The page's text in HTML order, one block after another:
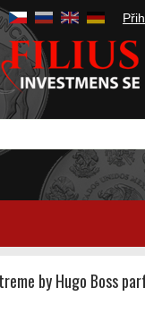
by Hugo Boss